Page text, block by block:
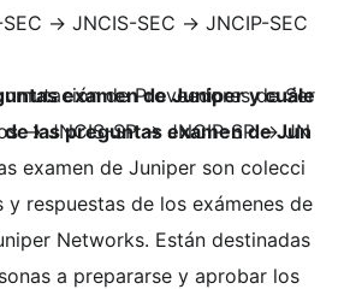
→ JNCIS-SEC → JNCIP-SEC
de Proveedores de Ser
→ JNCIS-SP → JNCIP-SP → JN
examen de Juniper y cuále
las preguntas examen de Jun
examen de Juniper son colecci
y respuestas de los exámenes de
Networks. Están destinadas
a prepararse y aprobar los